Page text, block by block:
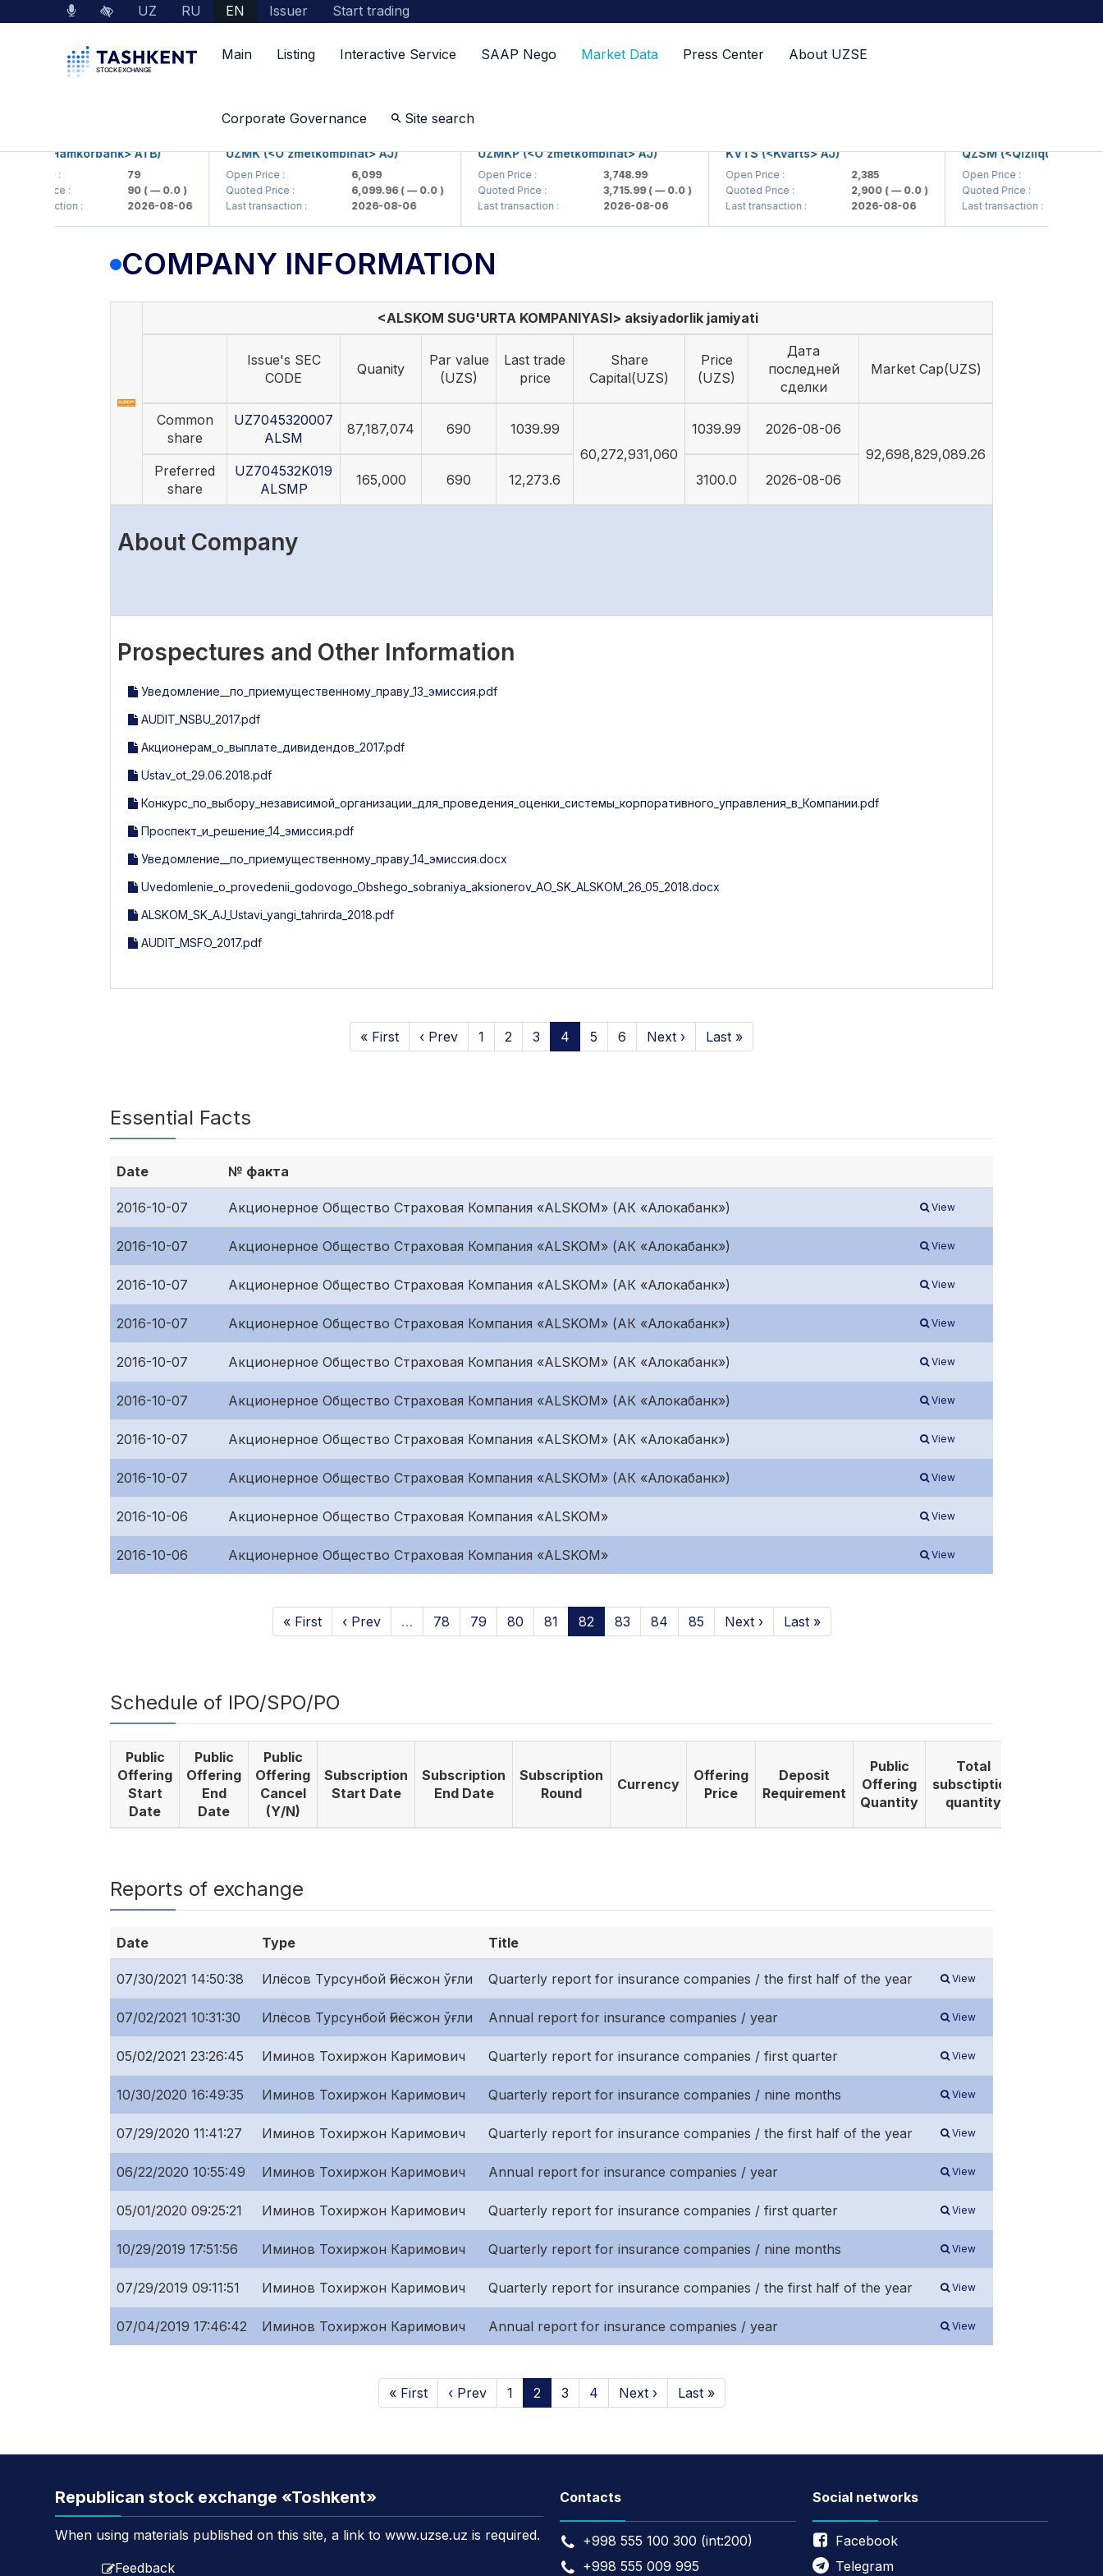
UZ RU EN Issuer Start trading
Main Listing Interactive Service SAAP Nego Market Data Press Center About UZSE
Corporate Governance Site search
Company Information
(<Hamkorbank> ATB)
( — 0.0 )
transaction :
2026-08-06
UZMK (<O'zmetkombinat> AJ)
Open Price :
6,099
Quoted Price :
6,099.96( — 0.0 )
Last transaction :
2026-08-06
UZMKP (<O'zmetkombinat> AJ)
Open Price :
3,748.99
Quoted Price :
3,715.99( — 0.0 )
Last transaction :
2026-08-06
KVTS (<Kvarts> AJ)
Open Price :
2,385
Quoted Price :
2,900( — 0.0 )
Last transaction :
2026-08-06
QZSM (<Qizilqumsement>
Open Price :
Quoted Price :
Last transaction :
COMPANY INFORMATION
<ALSKOM SUG'URTA KOMPANIYASI> aksiyadorlik jamiyati
Issue's SEC
CODE
Quanity
Par value
(UZS)
Last trade
price
Share
Capital(UZS)
Price
(UZS)
Дата
последней
сделки
Market Cap(UZS)
Common
share
UZ7045320007
ALSM
87,187,074 690
1039.99
60,272,931,060
1039.99
2026-08-06
92,698,829,089.26
Preferred
share
UZ704532K019
ALSMP
165,000 690 12,273.6 3100.0 2026-08-06
About Company
Prospectures and Other Information
Уведомление__по_приемущественному_праву_13_эмиссия.pdf
AUDIT_NSBU_2017.pdf
Акционерам_о_выплате_дивидендов_2017.pdf
Ustav_ot_29.06.2018.pdf
Конкурс_по_выбору_независимой_организации_для_проведения_оценки_системы_корпоративного_управления_в_Компании.pdf
Проспект_и_решение_14_эмиссия.pdf
Уведомление__по_приемущественному_праву_14_эмиссия.docx
Uvedomlenie_o_provedenii_godovogo_Obshego_sobraniya_aksionerov_AO_SK_ALSKOM_26_05_2018.docx
ALSKOM_SK_AJ_Ustavi_yangi_tahrirda_2018.pdf
AUDIT_MSFO_2017.pdf
« First ‹ Prev 1 2 3 4 5 6 Next › Last »
Essential Facts
Date № факта
2016-10-07 Акционерное Общество Страховая Компания «ALSKOM» (АК «Алокабанк») View
2016-10-07 Акционерное Общество Страховая Компания «ALSKOM» (АК «Алокабанк») View
2016-10-07 Акционерное Общество Страховая Компания «ALSKOM» (АК «Алокабанк») View
2016-10-07 Акционерное Общество Страховая Компания «ALSKOM» (АК «Алокабанк») View
2016-10-07 Акционерное Общество Страховая Компания «ALSKOM» (АК «Алокабанк») View
2016-10-07 Акционерное Общество Страховая Компания «ALSKOM» (АК «Алокабанк») View
2016-10-07 Акционерное Общество Страховая Компания «ALSKOM» (АК «Алокабанк») View
2016-10-07 Акционерное Общество Страховая Компания «ALSKOM» (АК «Алокабанк») View
2016-10-06 Акционерное Общество Страховая Компания «ALSKOM» View
2016-10-06 Акционерное Общество Страховая Компания «ALSKOM» View
« First ‹ Prev … 78 79 80 81 82 83 84 85 Next › Last »
Schedule of IPO/SPO/PO
Public
Offering
Start
Date
Public
Offering
End
Date
Public
Offering
Cancel
(Y/N)
Subscription
Start Date
Subscription
End Date
Subscription
Round
Currency
Offering
Price
Deposit
Requirement
Public
Offering
Quantity
Total
subsctiption
quantity
Reports of exchange
Date Type Title
07/30/2021 14:50:38 Илёсов Турсунбой Ғиёсжон ўғли Quarterly report for insurance companies / the first half of the year View
07/02/2021 10:31:30 Илёсов Турсунбой Ғиёсжон ўғли Annual report for insurance companies / year View
05/02/2021 23:26:45 Иминов Тохиржон Каримович Quarterly report for insurance companies / first quarter View
10/30/2020 16:49:35 Иминов Тохиржон Каримович Quarterly report for insurance companies / nine months View
07/29/2020 11:41:27 Иминов Тохиржон Каримович Quarterly report for insurance companies / the first half of the year View
06/22/2020 10:55:49 Иминов Тохиржон Каримович Annual report for insurance companies / year View
05/01/2020 09:25:21 Иминов Тохиржон Каримович Quarterly report for insurance companies / first quarter View
10/29/2019 17:51:56 Иминов Тохиржон Каримович Quarterly report for insurance companies / nine months View
07/29/2019 09:11:51 Иминов Тохиржон Каримович Quarterly report for insurance companies / the first half of the year View
07/04/2019 17:46:42 Иминов Тохиржон Каримович Annual report for insurance companies / year View
« First ‹ Prev 1 2 3 4 Next › Last »
Republican stock exchange «Toshkent»
When using materials published on this site, a link to www.uzse.uz is required.
Feedback
Contacts
+998 555 100 300 (int:200)
+998 555 009 995
Social networks
Facebook
Telegram